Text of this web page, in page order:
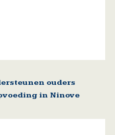
ouders
in Ninove